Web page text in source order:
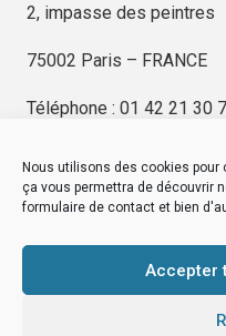
Nous utilisons des cookies
ça vous permettra de découvrir
formulaire de contact et bien
Accepter
2, impasse des peintres
75002 Paris – FRANCE
Téléphone : 01 42 21 30
EDITIONS KIMÉ
© by